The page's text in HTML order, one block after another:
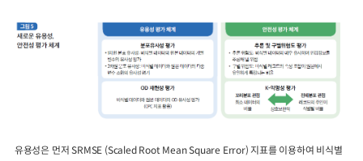
유용성은 먼저 SRMSE (Scaled Root Mean Square Error) 지표를 이용하여 비식별